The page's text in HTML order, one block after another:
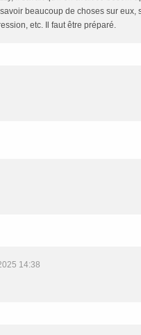
beaucoup de choses sur eux,
etc. Il faut être préparé.
14:38